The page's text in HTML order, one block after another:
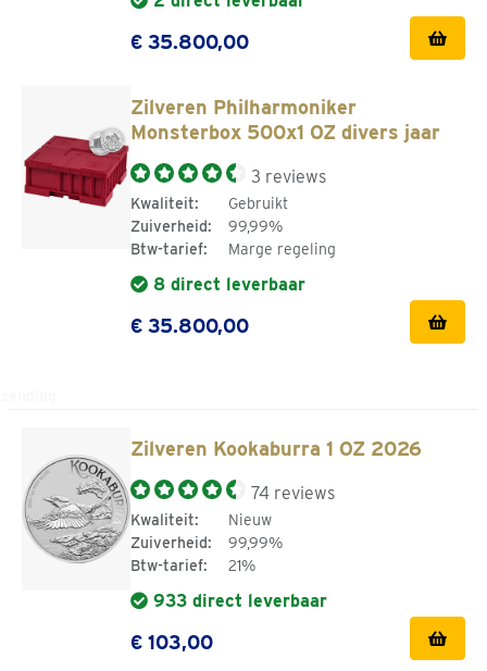
€ 35.800,00
Zilveren Philharmoniker
Monsterbox 500x1 OZ divers jaar
3 reviews
Kwaliteit:
Gebruikt
Zuiverheid:
99,99%
Btw-tarief:
Marge regeling
8 direct leverbaar
€ 35.800,00
Zilveren Kookaburra 1 OZ 2026
74 reviews
Kwaliteit:
Nieuw
Zuiverheid:
99,99%
Btw-tarief:
21%
933 direct leverbaar
€ 103,00